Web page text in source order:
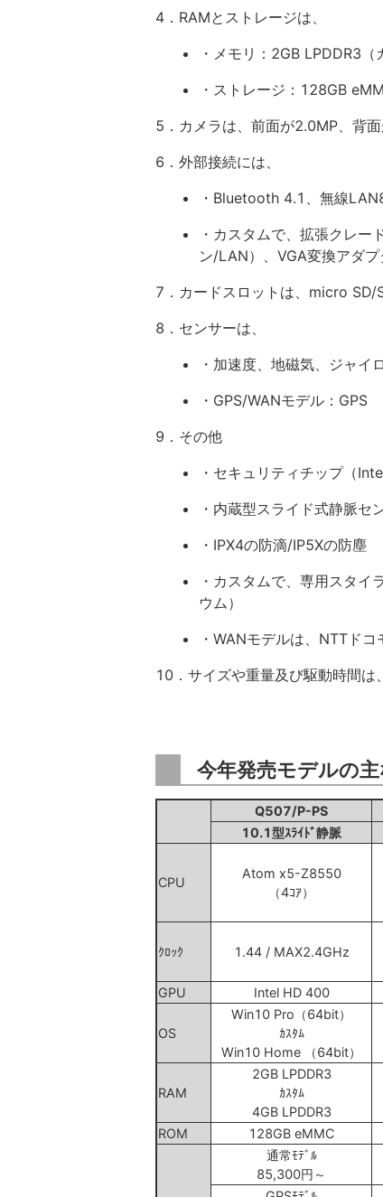
4．RAMとストレージは、
・メモリ：2GB LPDDR3（
・ストレージ：128GB
5．カメラは、前面が2.0MP、背
6．外部接続には、
・Bluetooth 4.1、無線
・カスタムで、拡張クレ
ン/LAN）、VGA変換アダ
7．カードスロットは、micro SD/
8．センサーは、
・加速度、地磁気、ジャイ
・GPS/WANモデル：GPS
9．その他
・セキュリティチップ（
・内蔵型スライド式静脈セ
・IPX4の防滴/IP5Xの防塵
・カスタムで、専用スタイ
ウム）
・WANモデルは、NTTド
10．サイズや重量及び駆動時間は
今年発売モデルの
Q507/P-PS
10.1型ｽﾗｲﾄﾞ静脈
CPU
Atom x5-Z8550
（4ｺｱ）
ｸﾛｯｸ 1.44 / MAX2.4GHz
GPU
Intel HD 400
OS
Win10 Pro（64bit）
ｶｽﾀﾑ
Win10 Home （64bit）
RAM
2GB LPDDR3
ｶｽﾀﾑ
4GB LPDDR3
ROM 128GB eMMC
通常ﾓﾃﾞﾙ
85,300円～